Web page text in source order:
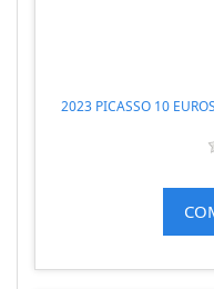
2023 PICASSO 10